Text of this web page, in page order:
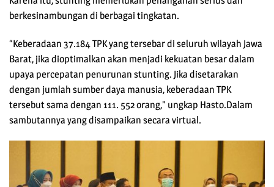
berkesinambungan di berbagai tingkatan.
“Keberadaan 37.184 TPK yang tersebar di seluruh wilayah Jawa
Barat, jika dioptimalkan akan menjadi kekuatan besar dalam
upaya percepatan penurunan stunting. Jika disetarakan
dengan jumlah sumber daya manusia, keberadaan TPK
tersebut sama dengan 111. 552 orang,” ungkap Hasto.Dalam
sambutannya yang disampaikan secara virtual.